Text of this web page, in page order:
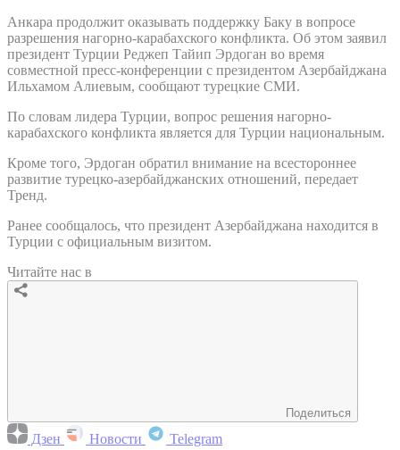
Анкара продолжит оказывать поддержку Баку в вопросе
разрешения нагорно-карабахского конфликта. Об этом заявил
президент Турции Реджеп Тайип Эрдоган во время
совместной пресс-конференции с президентом Азербайджана
Ильхамом Алиевым, сообщают турецкие СМИ.
По словам лидера Турции, вопрос решения нагорно-
карабахского конфликта является для Турции национальным.
Кроме того, Эрдоган обратил внимание на всестороннее
развитие турецко-азербайджанских отношений, передает
Тренд.
Ранее сообщалось, что президент Азербайджана находится в
Турции с официальным визитом.
Читайте нас в
Поделиться
Дзен Новости Telegram